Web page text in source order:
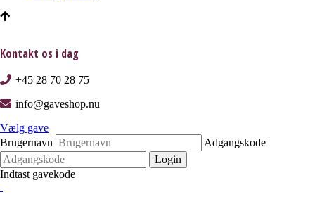
Kontakt os i dag
+45 28 70 28 75
info@gaveshop.nu
Vælg gave
Brugernavn
Adgangskode
Login
Indtast gavekode